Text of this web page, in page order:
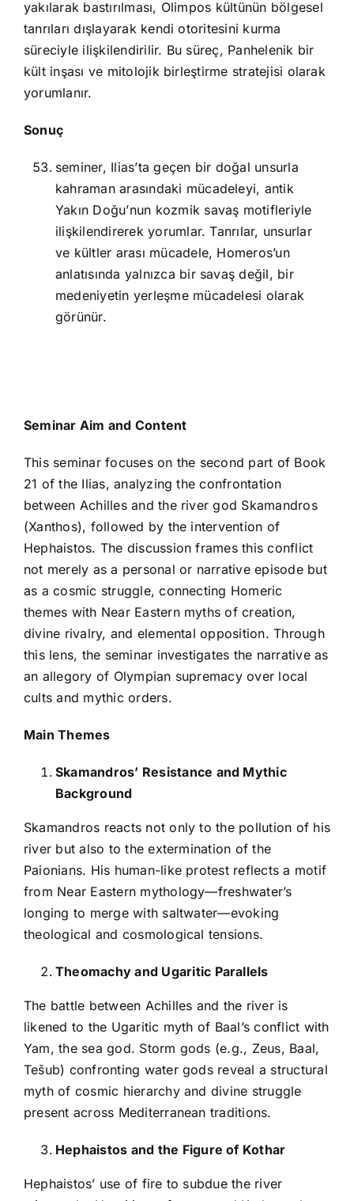
yakılarak bastırılması, Olimpos kültünün bölgesel
tanrıları dışlayarak kendi otoritesini kurma
süreciyle ilişkilendirilir. Bu süreç, Panhelenik bir
kült inşası ve mitolojik birleştirme stratejisi olarak
yorumlanır.
Sonuç
seminer, Ilias’ta geçen bir doğal unsurla
kahraman arasındaki mücadeleyi, antik
Yakın Doğu’nun kozmik savaş motifleriyle
ilişkilendirerek yorumlar. Tanrılar, unsurlar
ve kültler arası mücadele, Homeros’un
anlatısında yalnızca bir savaş değil, bir
medeniyetin yerleşme mücadelesi olarak
görünür.
Seminar Aim and Content
This seminar focuses on the second part of Book
21 of the Ilias, analyzing the confrontation
between Achilles and the river god Skamandros
(Xanthos), followed by the intervention of
Hephaistos. The discussion frames this conflict
not merely as a personal or narrative episode but
as a cosmic struggle, connecting Homeric
themes with Near Eastern myths of creation,
divine rivalry, and elemental opposition. Through
this lens, the seminar investigates the narrative as
an allegory of Olympian supremacy over local
cults and mythic orders.
Main Themes
Skamandros’ Resistance and Mythic
Background
Skamandros reacts not only to the pollution of his
river but also to the extermination of the
Paionians. His human-like protest reflects a motif
from Near Eastern mythology—freshwater’s
longing to merge with saltwater—evoking
theological and cosmological tensions.
Theomachy and Ugaritic Parallels
The battle between Achilles and the river is
likened to the Ugaritic myth of Baal’s conflict with
Yam, the sea god. Storm gods (e.g., Zeus, Baal,
Tešub) confronting water gods reveal a structural
myth of cosmic hierarchy and divine struggle
present across Mediterranean traditions.
Hephaistos and the Figure of Kothar
Hephaistos’ use of fire to subdue the river